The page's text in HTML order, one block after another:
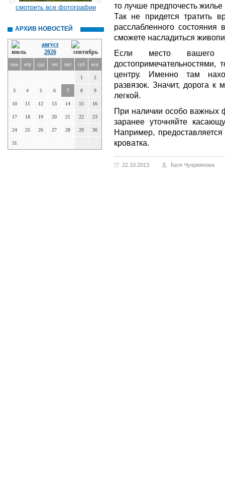
смотреть все фотографии
АРХИВ НОВОСТЕЙ
август
2026
пон втр срд чет пят суб вск
1 2
3 4 5 6 7 8 9
10 11 12 13 14 15 16
17 18 19 20 21 22 23
24 25 26 27 28 29 30
31
то лучше предпочесть
Так не придется тратить
расслабленного
сможете насладиться
Если место вашего
центру. Именно там
развязок. Значит, дорога к
легкой.
При наличии особо важных
заранее уточняйте
Например,
кроватка.
22.10.2013 Катя Чуприянова